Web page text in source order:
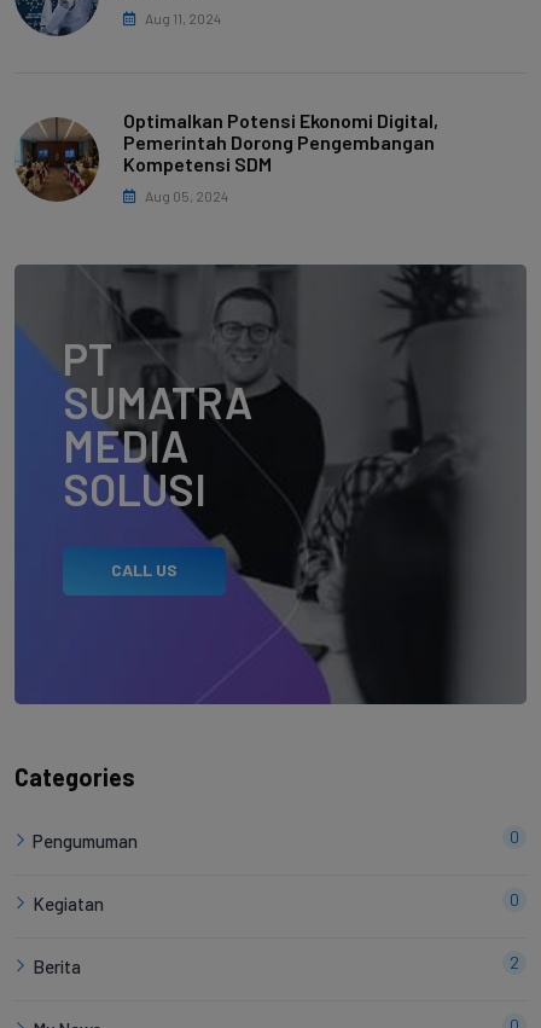
Aug 11, 2024
Optimalkan Potensi Ekonomi Digital,
Pemerintah Dorong Pengembangan
Kompetensi SDM
Aug 05, 2024
PT
SUMATRA
MEDIA
SOLUSI
CALL US
Categories
Pengumuman 0
Kegiatan 0
Berita 2